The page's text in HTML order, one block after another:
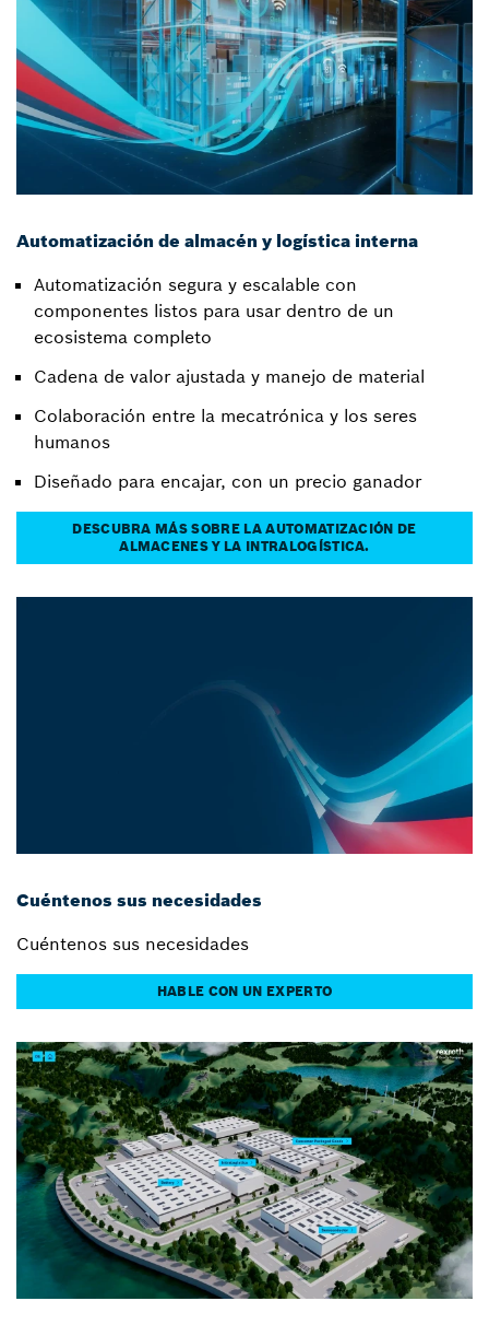
Automatización de almacén y logística interna
Automatización segura y escalable con
componentes listos para usar dentro de un
ecosistema completo
Cadena de valor ajustada y manejo de material
Colaboración entre la mecatrónica y los seres
humanos
Diseñado para encajar, con un precio ganador
DESCUBRA MÁS SOBRE LA AUTOMATIZACIÓN DE
ALMACENES Y LA INTRALOGÍSTICA.
Cuéntenos sus necesidades
Cuéntenos sus necesidades
HABLE CON UN EXPERTO